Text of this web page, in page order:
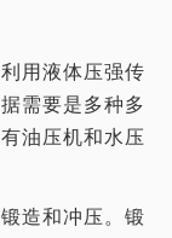
用液体压强传
需要是多种多
油压机和水压
造和冲压。锻